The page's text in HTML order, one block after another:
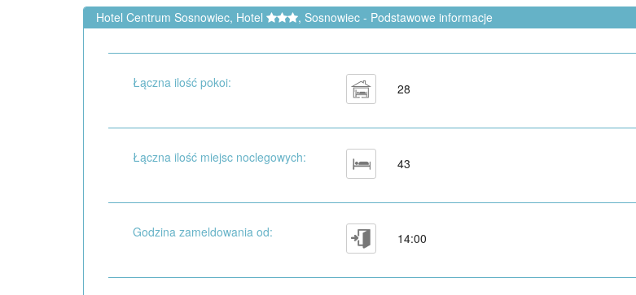
Hotel Centrum Sosnowiec, Hotel , Sosnowiec - Podstawowe informacje
Łączna ilość pokoi: 28
Łączna ilość miejsc noclegowych: 43
Godzina zameldowania od: 14:00